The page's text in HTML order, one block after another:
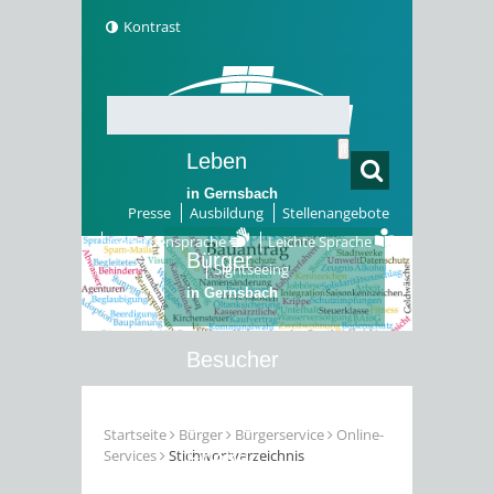
Kontrast
Presse Ausbildung
Stellenangebote
Gebärdensprache
Leichte Sprache
Sightseeing
Leben
in Gernsbach
Bürger
in Gernsbach
Besucher
Erleben
Startseite Bürger Bürgerservice
Online-
Services
Stichwortverzeichnis